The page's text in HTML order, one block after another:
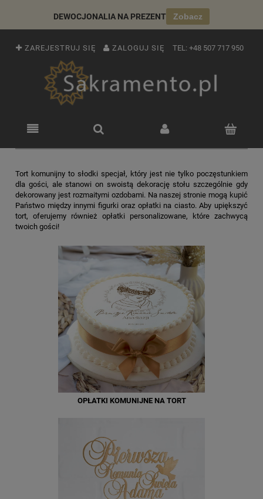
DEWOCJONALIA NA PREZENT Zobacz
ZAREJESTRUJ SIĘ ZALOGUJ SIĘ TEL: +48 507 717 950
Tort komunijny to słodki specjał, który jest nie tylko poczęstunkiem
dla gości, ale stanowi on swoistą dekorację stołu szczególnie gdy
dekorowany jest rozmaitymi ozdobami. Na naszej stronie mogą kupić
Państwo między innymi figurki oraz opłatki na ciasto. Aby upiększyć
tort, oferujemy również opłatki personalizowane, które zachwycą
twoich gości!
OPŁATKI KOMUNIJNE NA TORT